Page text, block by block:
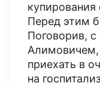
купирования
Перед этим
Поговорив,
приехать в
на